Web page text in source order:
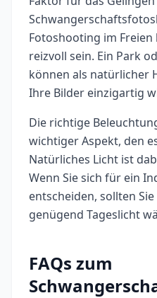
Fotoshooting im
reizvoll sein. Ein Park
können als natürlicher
Ihre Bilder einzigartig
Die richtige
wichtiger Aspekt, den
Natürliches Licht ist
Wenn Sie sich für ein
entscheiden, sollten
genügend Tageslicht
FAQs zum